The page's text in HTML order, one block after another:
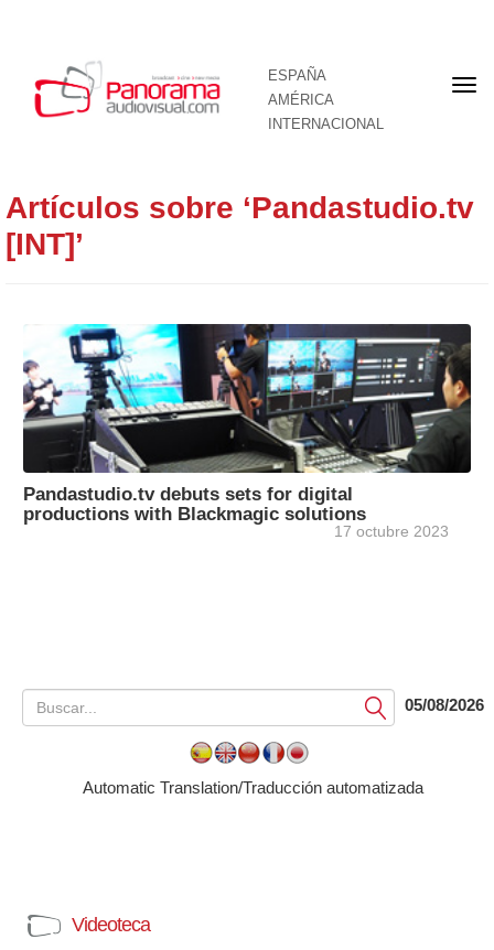
ESPAÑA
AMÉRICA
INTERNACIONAL
Artículos sobre ‘Pandastudio.tv
[INT]’
Pandastudio.tv debuts sets for digital
productions with Blackmagic solutions
17 octubre 2023
Submit05/08/2026
Automatic Translation/Traducción automatizada
Videoteca